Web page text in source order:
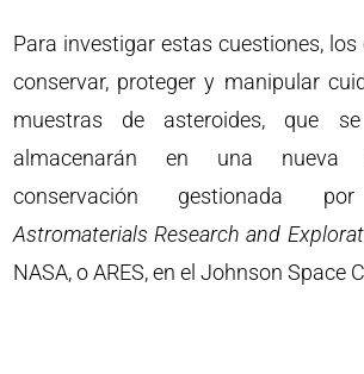
Para investigar estas cuestiones,
conservar, proteger y manipular
muestras de asteroides, que
almacenarán en una nueva
conservación gestionada
Astromaterials Research and
NASA, o ARES, en el Johnson Space